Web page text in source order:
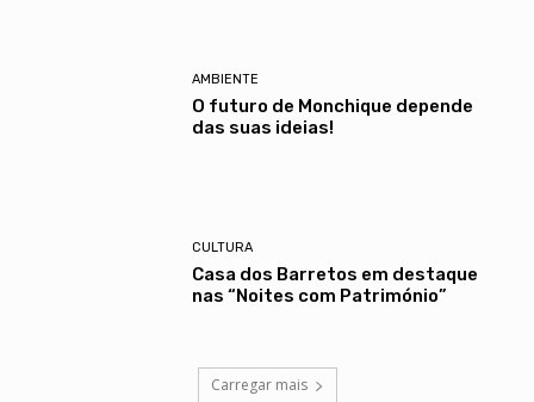
AMBIENTE
O futuro de Monchique depende
das suas ideias!
CULTURA
Casa dos Barretos em destaque
nas “Noites com Património”
Carregar mais